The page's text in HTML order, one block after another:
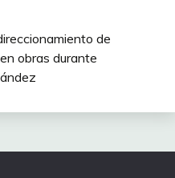
de
obras durante